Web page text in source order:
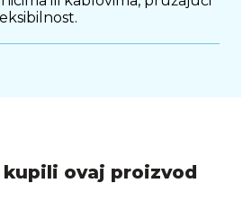
omogućuje do 18
dizajn omogućuje udobno
upotrebe. Bilo da
surfanje internetom ili
ovaj proizvod